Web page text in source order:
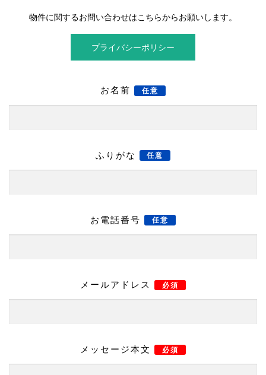
物件に関するお問い合わせはこちらからお願いします。
プライバシーポリシー
お名前 任意
ふりがな 任意
お電話番号 任意
メールアドレス 必須
メッセージ本文 必須